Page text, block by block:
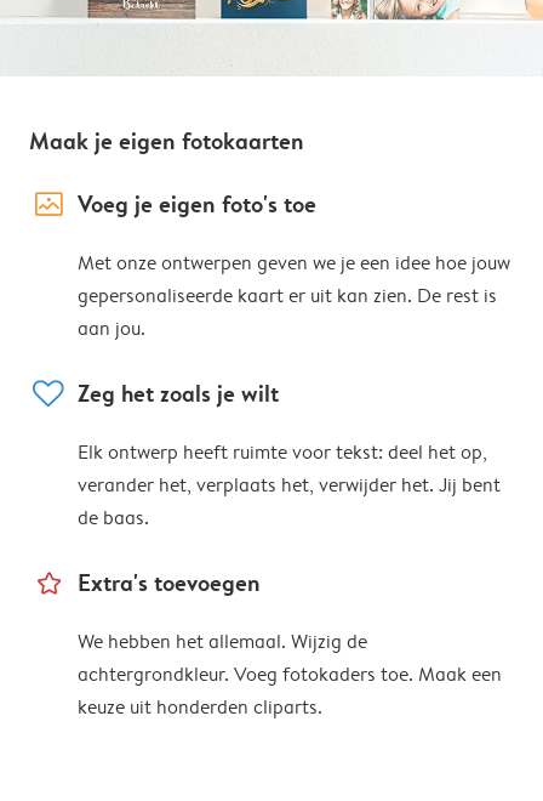
Maak je eigen fotokaarten
image_placeholder Voeg je eigen foto's toe
Met onze ontwerpen geven we je een idee hoe jouw
gepersonaliseerde kaart er uit kan zien. De rest is
aan jou.
heart Zeg het zoals je wilt
Elk ontwerp heeft ruimte voor tekst: deel het op,
verander het, verplaats het, verwijder het. Jij bent
de baas.
star_outline Extra's toevoegen
We hebben het allemaal. Wijzig de
achtergrondkleur. Voeg fotokaders toe. Maak een
keuze uit honderden cliparts.